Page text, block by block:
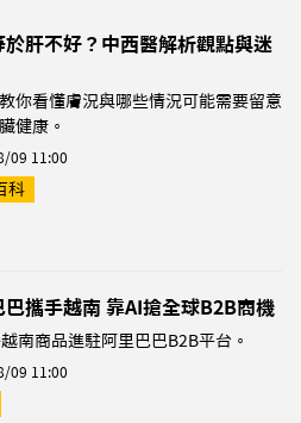
於肝不好？中西醫解析觀點與迷
你看懂膚況與哪些情況可能需要留意
健康。
09 11:00
科
巴攜手越南 靠AI搶全球B2B商機
南商品進駐阿里巴巴B2B平台。
09 11:00